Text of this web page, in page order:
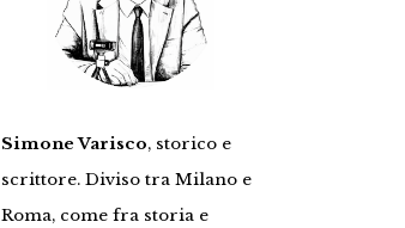
Simone Varisco, storico e
scrittore. Diviso tra Milano e
Roma, come fra storia e